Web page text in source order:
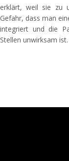
erklärt, weil sie zu
Gefahr, dass man
integriert und die
Stellen unwirksam ist.